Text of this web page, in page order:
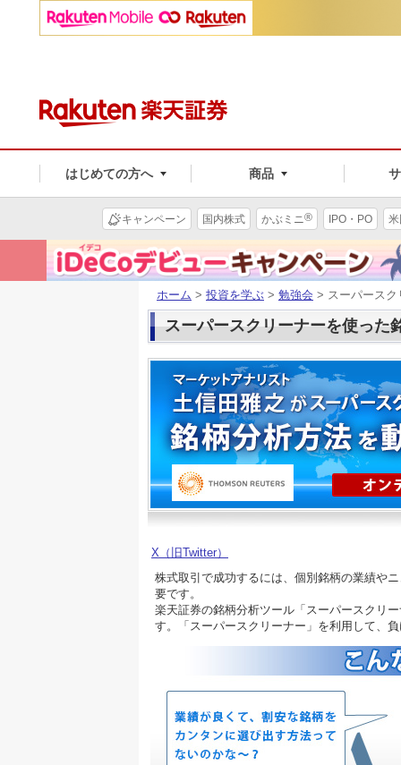
はじめての方へ 商品
キャンペーン 国内株式 かぶミニ® IPO・PO
ホーム > 投資を学ぶ > 勉強会 > スーパースク
スーパースクリーナーを使った
X（旧Twitter）
株式取引で成功するには、個別銘柄の業績や
要です。
楽天証券の銘柄分析ツール「スーパースクリ
す。「スーパースクリーナー」を利用して、